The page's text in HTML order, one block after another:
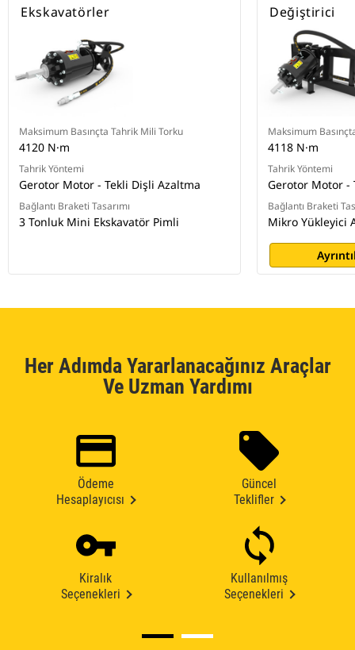
Ekskavatörler
Maksimum Basınçta Tahrik Mili Torku
4120 N·m
Tahrik Yöntemi
Gerotor Motor - Tekli Dişli Azaltma
Bağlantı Braketi Tasarımı
3 Tonluk Mini Ekskavatör Pimli
Değiştirici
Maksimum
4118 N·m
Tahrik Yöntemi
Gerotor Motor -
Bağlantı Braketi
Mikro Yükleyici
Her Adımda Yararlanacağınız Araçlar
Ve Uzman Yardımı
Ödeme
Hesaplayıcısı
Güncel
Teklifler
Kiralık
Seçenekleri
Kullanılmış
Seçenekleri